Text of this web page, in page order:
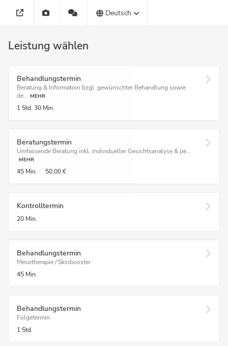
Deutsch
Leistung wählen
Behandlungstermin
Beratung & Information bzgl. gewünschter Behandlung sowie
de... MEHR
1 Std. 30 Min.
Beratungstermin
Umfassende Beratung inkl. individueller Gesichtsanalyse & pe...
MEHR
45 Min. 50,00 €
Kontrolltermin
20 Min.
Behandlungstermin
Mesotherapie / Skinbooster
45 Min.
Behandlungstermin
Folgetermin
1 Std.